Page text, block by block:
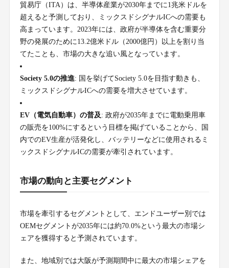
貿易庁（ITA）は、半導体産業が2030年までに1兆米ドルを
超えると予測しており、ミックスドシグナルICへの需要も
高まっています。2023年には、政府が半導体を含む重要分
野の発展のために13.2億米ドル（2000億円）以上を割り当
てたことも、市場の大きな追い風となっています。
Society 5.0の推進: 国を挙げてSociety 5.0を目指す動きも、
ミックスドシグナルICへの需要を増大させています。
EV（電気自動車）の普及 : 政府が2035年までに電動乗用車
の販売を100%にするという目標を掲げていることから、国
内でのEV生産が活発化し、バッテリーなどに使用されるミ
ックスドシグナルICの需要が牽引されています。
市場の動向と主要セグメント
市場を牽引するセグメントとして、エンドユーザー別では
OEMセグメントが2035年には約70.0%という最大の市場シ
ェアを獲得すると予測されています。
また、地域別では大阪が予測期間中に最大の市場シェアを